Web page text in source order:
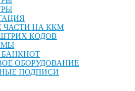
ЧАСТИ НА ККМ
КОДОВ
БАНКНОТ
ОБОРУДОВАНИЕ
ПОДПИСИ